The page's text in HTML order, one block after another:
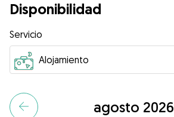
Disponibilidad
Servicio
agosto 2026